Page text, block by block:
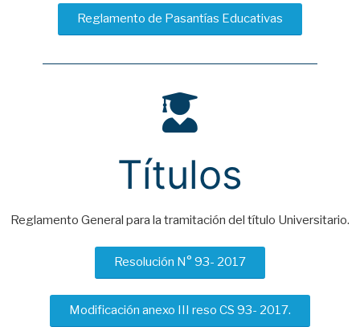
Reglamento de Pasantías Educativas
Títulos
Reglamento General para la tramitación del título Universitario.
Resolución N° 93- 2017
Modificación anexo III reso CS 93- 2017.